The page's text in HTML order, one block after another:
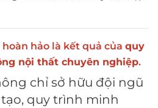
hảo là kết quả của quy
nội thất chuyên nghiệp.
chỉ sở hữu đội ngũ
quy trình minh